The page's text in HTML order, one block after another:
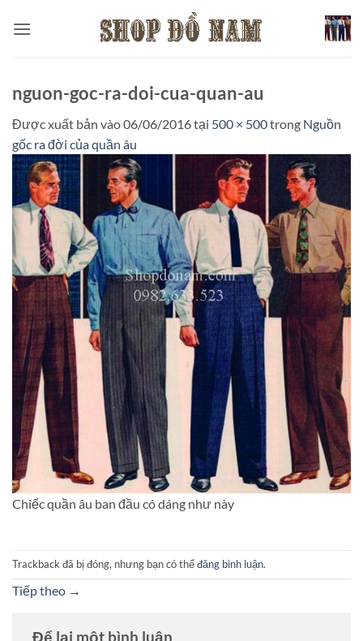
qua
nguon-goc-ra-doi-cua-quan-au
Được xuất bản vào06/06/2016tại 500 × 500trong Nguồn
gốc ra đời của quần âu
Chiếc quần âu ban đầu có dáng như này
Trackback đã bị đóng, nhưng bạn có thểđăng bình luận.
Tiếp theo →
Để lại một bình luận